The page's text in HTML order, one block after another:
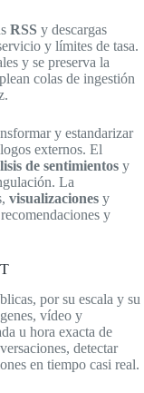
RSS y descargas
y límites de tasa.
y se preserva la
colas de ingestión
y estandarizar
externos. El
de sentimientos y
La
visualizaciones y
y
por su escala y su
vídeo y
u hora exacta de
detectar
en tiempo casi real.